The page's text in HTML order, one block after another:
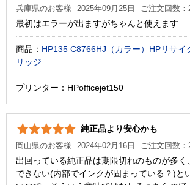
兵庫県のお客様 2025年09月25日 ご注文回数：
最初はエラーが出ますがちゃんと使えます
商品： HP135 C8766HJ（カラー）HPリサイ
リッジ
プリンター：HPofficejet150
純正品より安心かも
岡山県のお客様 2024年02月16日 ご注文回数：
出回っている純正品は期限切れのものが多く
できない(内部でインクが固まっている？)と